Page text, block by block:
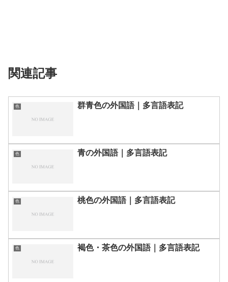
関連記事
色 群青色の外国語｜多言語表記
色 青の外国語｜多言語表記
色 桃色の外国語｜多言語表記
色 褐色・茶色の外国語｜多言語表記